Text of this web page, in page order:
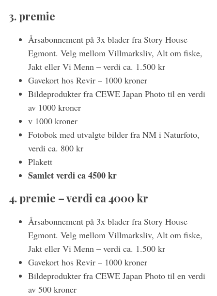
3. premie
Årsabonnement på 3x blader fra Story House
Egmont. Velg mellom Villmarksliv, Alt om fiske,
Jakt eller Vi Menn – verdi ca. 1.500 kr
Gavekort hos Revir – 1000 kroner
Bildeprodukter fra CEWE Japan Photo til en verdi
av 1000 kroner
v 1000 kroner
Fotobok med utvalgte bilder fra NM i Naturfoto,
verdi ca. 800 kr
Plakett
Samlet verdi ca 4500 kr
4. premie – verdi ca 4000 kr
Årsabonnement på 3x blader fra Story House
Egmont. Velg mellom Villmarksliv, Alt om fiske,
Jakt eller Vi Menn – verdi ca. 1.500 kr
Gavekort hos Revir – 1000 kroner
Bildeprodukter fra CEWE Japan Photo til en verdi
av 500 kroner
S
e
a
r
c